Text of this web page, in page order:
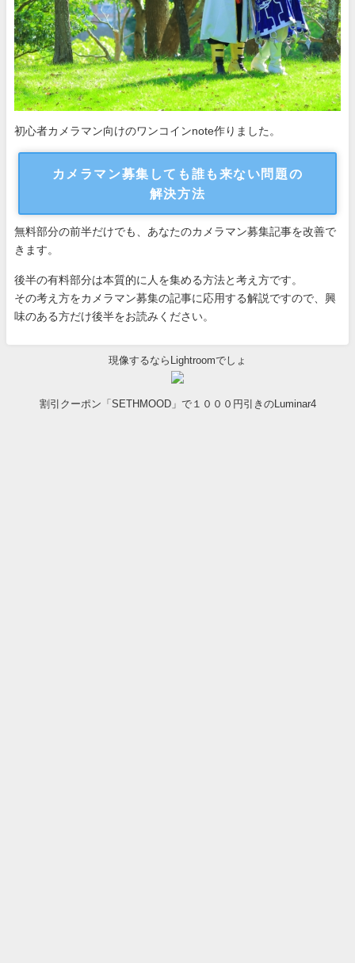
初心者カメラマン向けのワンコインnote作りました。
カメラマン募集しても誰も来ない問題の
解決方法
無料部分の前半だけでも、あなたのカメラマン募集記事を改善で
きます。
後半の有料部分は本質的に人を集める方法と考え方です。
その考え方をカメラマン募集の記事に応用する解説ですので、興
味のある方だけ後半をお読みください。
現像するならLightroomでしょ
割引クーポン「SETHMOOD」で１０００円引きのLuminar4